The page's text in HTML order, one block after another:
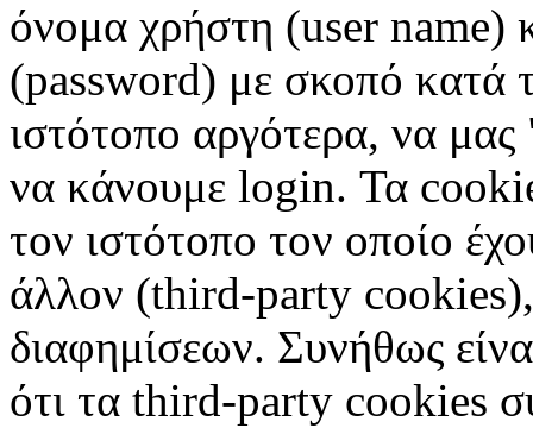
όνομα χρήστη (user name)
(password) με σκοπό κατά
ιστότοπο αργότερα, να μας
να κάνουμε login. Τα
τον ιστότοπο τον οποίο
άλλον (third-party
διαφημίσεων. Συνήθως
ότι τα third-party cookies